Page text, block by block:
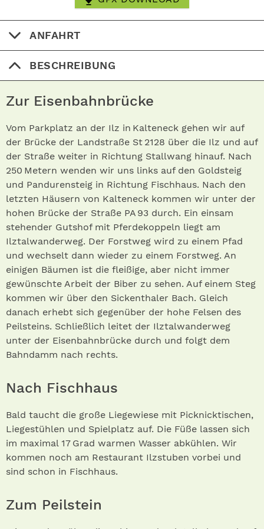
ANFAHRT
BESCHREIBUNG
Zur Eisenbahnbrücke
Vom Parkplatz an der Ilz in Kalteneck gehen wir auf
der Brücke der Landstraße St 2128 über die Ilz und auf
der Straße weiter in Richtung Stallwang hinauf. Nach
250 Metern wenden wir uns links auf den Goldsteig
und Pandurensteig in Richtung Fischhaus. Nach den
letzten Häusern von Kalteneck kommen wir unter der
hohen Brücke der Straße PA 93 durch. Ein einsam
stehender Gutshof mit Pferdekoppeln liegt am
Ilztalwanderweg. Der Forstweg wird zu einem Pfad
und wechselt dann wieder zu einem Forstweg. An
einigen Bäumen ist die fleißige, aber nicht immer
gewünschte Arbeit der Biber zu sehen. Auf einem Steg
kommen wir über den Sickenthaler Bach. Gleich
danach erhebt sich gegenüber der hohe Felsen des
Peilsteins. Schließlich leitet der Ilztalwanderweg
unter der Eisenbahnbrücke durch und folgt dem
Bahndamm nach rechts.
Nach Fischhaus
Bald taucht die große Liegewiese mit Picknicktischen,
Liegestühlen und Spielplatz auf. Die Füße lassen sich
im maximal 17 Grad warmen Wasser abkühlen. Wir
kommen noch am Restaurant Ilzstuben vorbei und
sind schon in Fischhaus.
Zum Peilstein